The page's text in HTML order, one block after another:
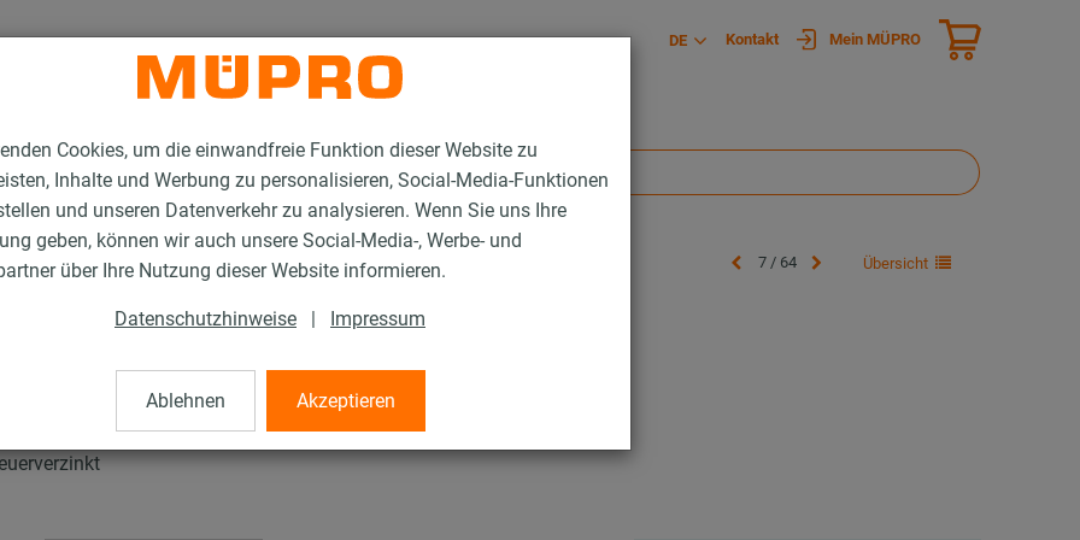
Cookies, um die einwandfreie Funktion dieser Website zu
Inhalte und Werbung zu personalisieren, Social-Media-Funktionen
und unseren Datenverkehr zu analysieren. Wenn Sie uns Ihre
geben, können wir auch unsere Social-Media-, Werbe- und
über Ihre Nutzung dieser Website informieren.
Datenschutzhinweise | Impressum
Ablehnen Akzeptieren
DE Kontakt Mein MÜPRO
für die Lüftungsbefestigung
7 / 64 Übersicht